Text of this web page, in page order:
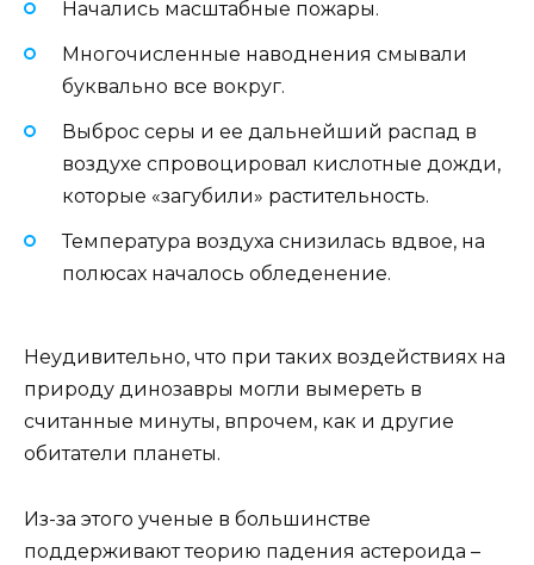
Начались масштабные пожары.
Многочисленные наводнения смывали
буквально все вокруг.
Выброс серы и ее дальнейший распад в
воздухе спровоцировал кислотные дожди,
которые «загубили» растительность.
Температура воздуха снизилась вдвое, на
полюсах началось обледенение.
Неудивительно, что при таких воздействиях на
природу динозавры могли вымереть в
считанные минуты, впрочем, как и другие
обитатели планеты.
Из-за этого ученые в большинстве
поддерживают теорию падения астероида –